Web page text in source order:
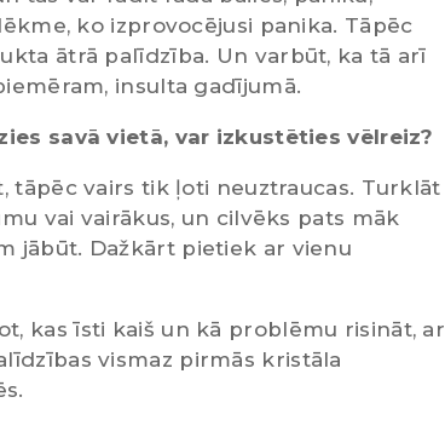
ko izprovocējusi panika. Tāpēc
ātrā palīdzība. Un varbūt, ka tā arī
insulta gadījumā.
savā vietā, var izkustēties vēlreiz?
tāpēc vairs tik ļoti neuztraucas. Turklāt
vai vairākus, un cilvēks pats māk
jābūt. Dažkārt pietiek ar vienu
kas īsti kaiš un kā problēmu risināt, ar
vismaz pirmās kristāla